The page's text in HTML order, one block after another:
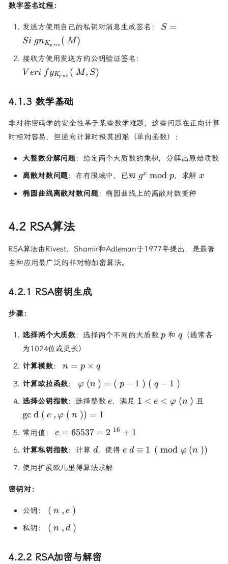
数字签名过程：
发送方使用自己的私钥对消息生成签名： S =
S =
Si gnKp riv ( M)
接收方使用发送方的公钥验证签名：
V eri fyKpu b ( M, S)
4.1.3 数学基础
非对称密码学的安全性基于某些数学难题，这些问题在正向计算
时相对容易，但逆向计算时极其困难（单向函数）：
大整数分解问题：给定两个大质数的乘积，分解出原始质数
离散对数问题：在有限域中，已知 g^x
p
gx mod p，求解x
x
椭圆曲线离散对数问题：椭圆曲线上的离散对数变种
4.2 RSA算法
RSA算法由Rivest、Shamir和Adleman于1977年提出，是最著
名和应用最广泛的非对称加密算法。
4.2.1 RSA密钥生成
步骤：
选择两个大质数：选择两个不同的大质数p
p 和 q
q（通常各
为1024位或更长）
计算模数：n = p
q
n = p × q
计算欧拉函数： \varphi(n)
1)
φ (n ) = ( p − 1 ) ( q − 1 )
选择公钥指数：选择整数e
e，满足 1 < e <
1 < e < φ (n ) 且
gc d (e , φ (n )) = 1
常用值：e =
=
2^{16}
+ 1
e = 65537 = 2 16 + 1
计算私钥指数：计算 d
d，使得 ed \equiv 1
e d ≡ 1 (mod φ (n ))
使用扩展欧几里得算法求解
密钥对：
公钥： (n,
(n , e )
私钥： (n,
(n , d )
4.2.2 RSA加密与解密